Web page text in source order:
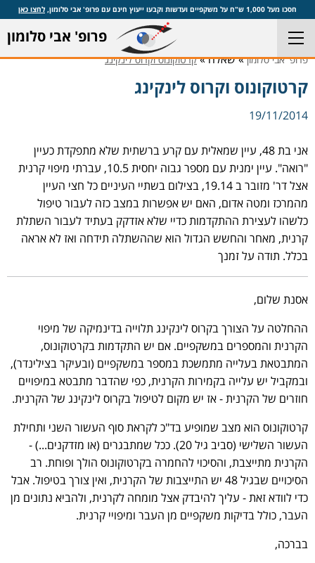
חסכו מעל 1,000 ש"ח על משקפיים ועדשות וקבעו ייעוץ חינם עם פרופ' אבי סלומון, לחצו כאן
פרופ' אבי סלומון
פרופ' אבי סלומון» שאלה »קרטוקונוס וקרוס לינקינג
קרטוקונוס וקרוס לינקינג
19/11/2014
אני בת 48, עיין שמאלית עם קרע ברשתית שלא מתפקדת כעיין
"רואה". עיין ימנית עם מספר גבוה יחסית 10.5, עברתי מיפוי קרנית
אצל דר' מזובר ב 19.14, בצילום בשתיי העיניים כל חצי העיין
מהמרכז ומטה אדום, האם יש אפשרות במצב כזה לעבור טיפול
כלשהו לעצירת ההתקדמות כדיי שלא אזדקק בעתיד לעבור השתלת
קרנית, מאחר והחשש הגדול הוא שההשתלה תידחה ואז לא אראה
בכלל. תודה על זמנך
אסנת שלום,
ההחלטה על הצורך בקרוס לינקינג תלוייה בדינמיקה של מיפוי
הקרנית והמספרים במשקפיים. אם יש התקדמות בקרטוקונוס,
המתבטאת בעלייה מתמשכת במספר במשקפיים (ובעיקר בצילינדר),
ובמקביל יש עלייה בקמירות הקרנית, כפי שהדבר מתבטא במיפויים
חוזרים של הקרנית - אז יש מקום לטיפול בקרוס לינקינג של הקרנית.
קרטוקונוס הוא מצב שמופיע בד"כ לקראת סוף העשור השני ותחילת
העשור השלישי (סביב גיל 20). ככל שמתבגרים (או מזדקנים...) -
הקרנית מתייצבת, והסיכוי להחמרה בקרטוקונוס הולך ופוחת. רב
הסיכויים שבגיל 48 יש התייצבות של הקרנית, ואין צורך בטיפול. אבל
כדי לוודא זאת - עליך להיבדק אצל מומחה לקרנית, ולהביא נתונים מן
העבר, כולל בדיקות משקפיים מן העבר ומיפויי קרנית.
בברכה,